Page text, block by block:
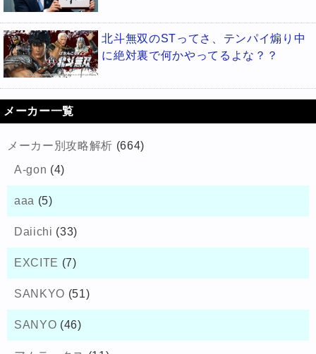
北斗無双のSTってさ、テンパイ煽り中
に絶対裏で何かやってるよな？？
メーカー一覧
メーカー別攻略解析 (664)
A-gon (4)
aaa (5)
Daiichi (33)
EXCITE (7)
SANKYO (51)
SANYO (46)